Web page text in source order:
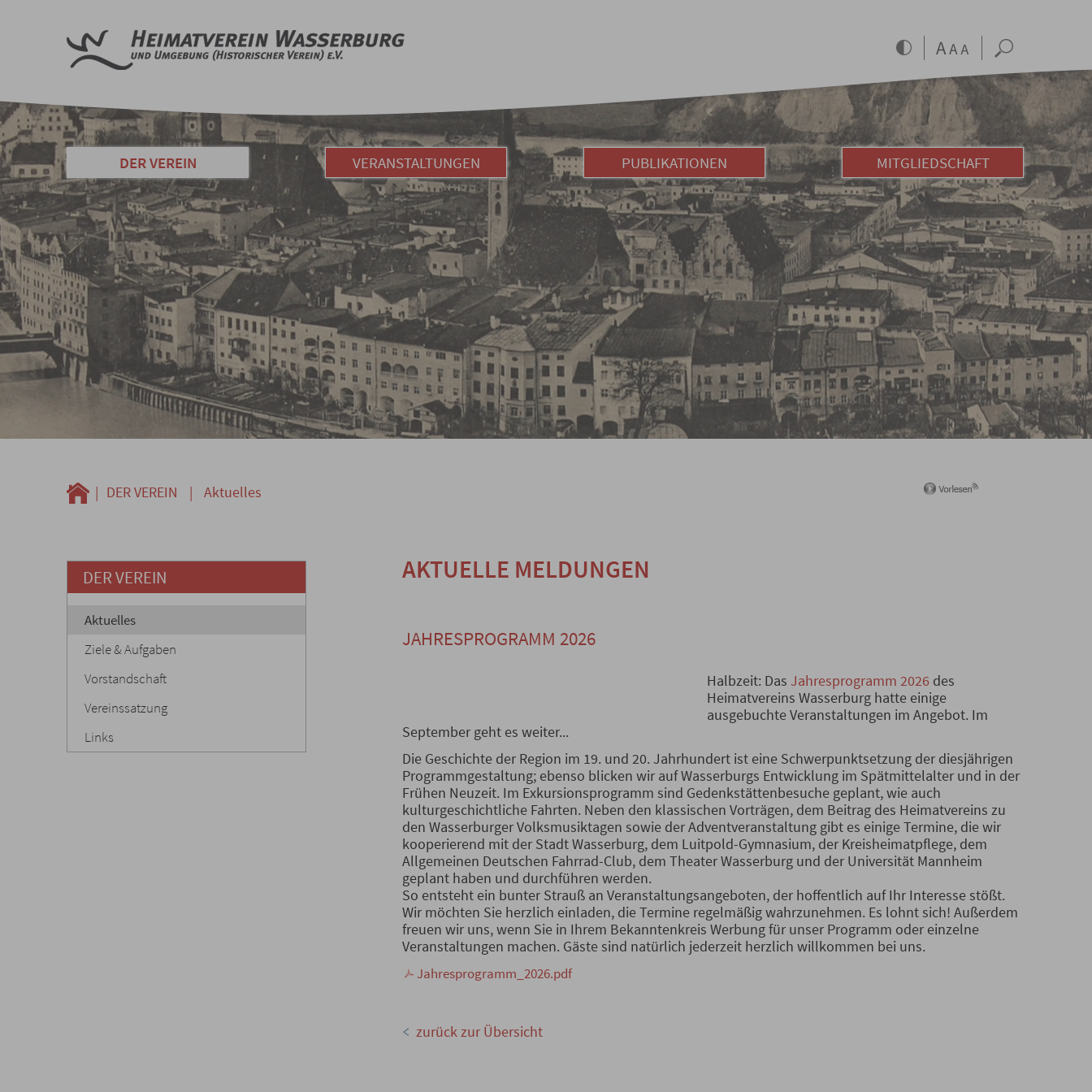
DER VEREIN VERANSTALTUNGEN PUBLIKATIONEN MITGLIEDSCHAFT
| DER VEREIN | Aktuelles
AKTUELLE MELDUNGEN
JAHRESPROGRAMM 2026
Halbzeit: DasJahresprogramm 2026 des
Heimatvereins Wasserburg hatte einige
ausgebuchte Veranstaltungen im Angebot. Im
September geht es weiter...
Die Geschichte der Region im 19. und 20. Jahrhundert ist eine Schwerpunktsetzung der diesjährigen
Programmgestaltung; ebenso blicken wir auf Wasserburgs Entwicklung im Spätmittelalter und in der
Frühen Neuzeit. Im Exkursionsprogramm sind Gedenkstättenbesuche geplant, wie auch
kulturgeschichtliche Fahrten. Neben den klassischen Vorträgen, dem Beitrag des Heimatvereins zu
den Wasserburger Volksmusiktagen sowie der Adventveranstaltung gibt es einige Termine, die wir
kooperierend mit der Stadt Wasserburg, dem Luitpold-Gymnasium, der Kreisheimatpflege, dem
Allgemeinen Deutschen Fahrrad-Club, dem Theater Wasserburg und der Universität Mannheim
geplant haben und durchführen werden.
So entsteht ein bunter Strauß an Veranstaltungsangeboten, der hoffentlich auf Ihr Interesse stößt.
Wir möchten Sie herzlich einladen, die Termine regelmäßig wahrzunehmen. Es lohnt sich! Außerdem
freuen wir uns, wenn Sie in Ihrem Bekanntenkreis Werbung für unser Programm oder einzelne
Veranstaltungen machen. Gäste sind natürlich jederzeit herzlich willkommen bei uns.
Jahresprogramm_2026.pdf
zurück zur Übersicht
DER VEREIN
Aktuelles
Ziele & Aufgaben
Vorstandschaft
Vereinssatzung
Links